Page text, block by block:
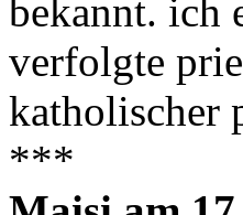
bekannt. ich
verfolgte
katholischer
***